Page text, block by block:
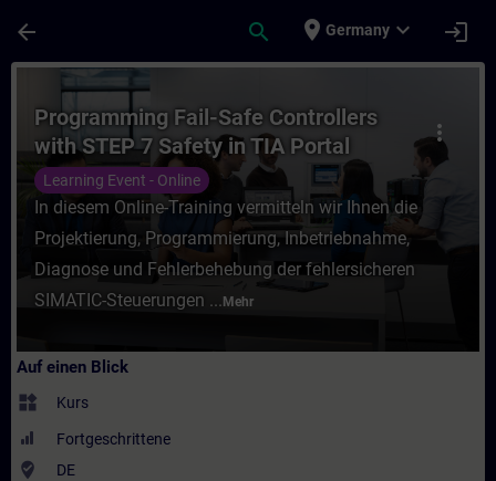
arrow_back search place Germany expand_more login
Kurs - Programming Fail-Safe
more_vert
Programming Fail-Safe Controllers
with STEP 7 Safety in TIA Portal
(Online Training)
Learning Event - Online
In diesem Online-Training vermitteln wir Ihnen die
Projektierung, Programmierung, Inbetriebnahme,
Diagnose und Fehlerbehebung der fehlersicheren
SIMATIC-Steuerungen ... Mehr
Auf einen Blick
widgets Kurs
Fortgeschrittene
where_to_vote DE